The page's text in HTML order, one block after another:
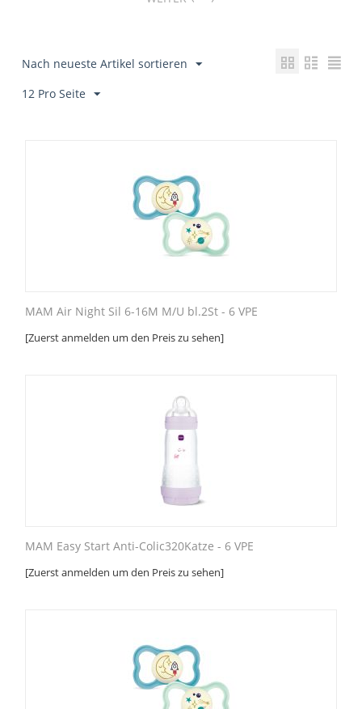
Nach neueste Artikel sortieren
12 Pro Seite
MAM Air Night Sil 6-16M M/U bl.2St - 6 VPE
[Zuerst anmelden um den Preis zu sehen]
MAM Easy Start Anti-Colic320Katze - 6 VPE
[Zuerst anmelden um den Preis zu sehen]